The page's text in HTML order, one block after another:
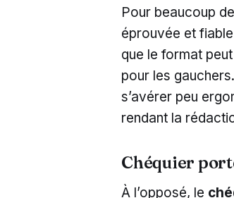
Pour beaucoup
éprouvée et
que le format
pour les
s’avérer peu
rendant la
Chéquier
À l’opposé, le